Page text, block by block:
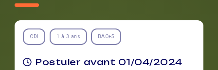
CDI 1 à 3 ans BAC+5
Postuler avant 01/04/2024